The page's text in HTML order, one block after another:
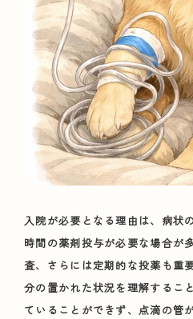
入院が必要となる理由は、病状
時間の薬剤投与が必要な場合が
査、さらには定期的な投薬も重
分の置かれた状況を理解するこ
ていることができず、点滴の管